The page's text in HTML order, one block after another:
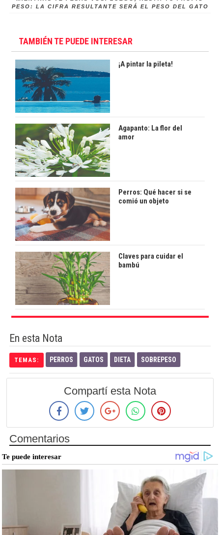
PESO: LA CIFRA RESULTANTE SERÁ EL PESO DEL GATO
TAMBIÉN TE PUEDE INTERESAR
¡A pintar la pileta!
Agapanto: La flor del
amor
Perros: Qué hacer si se
comió un objeto
Claves para cuidar el
bambú
En esta Nota
TEMAS: PERROS GATOS DIETA SOBREPESO
Compartí esta Nota
Comentarios